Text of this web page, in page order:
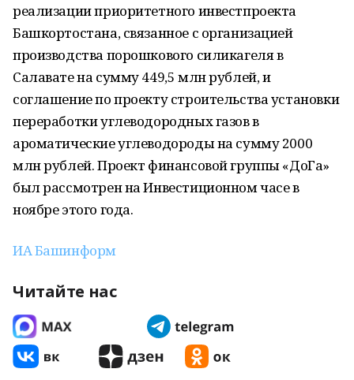
реализации приоритетного инвестпроекта
Башкортостана, связанное с организацией
производства порошкового силикагеля в
Салавате на сумму 449,5 млн рублей, и
соглашение по проекту строительства установки
переработки углеводородных газов в
ароматические углеводороды на сумму 2000
млн рублей. Проект финансовой группы «ДоГа»
был рассмотрен на Инвестиционном часе в
ноябре этого года.
ИА Башинформ
Читайте нас